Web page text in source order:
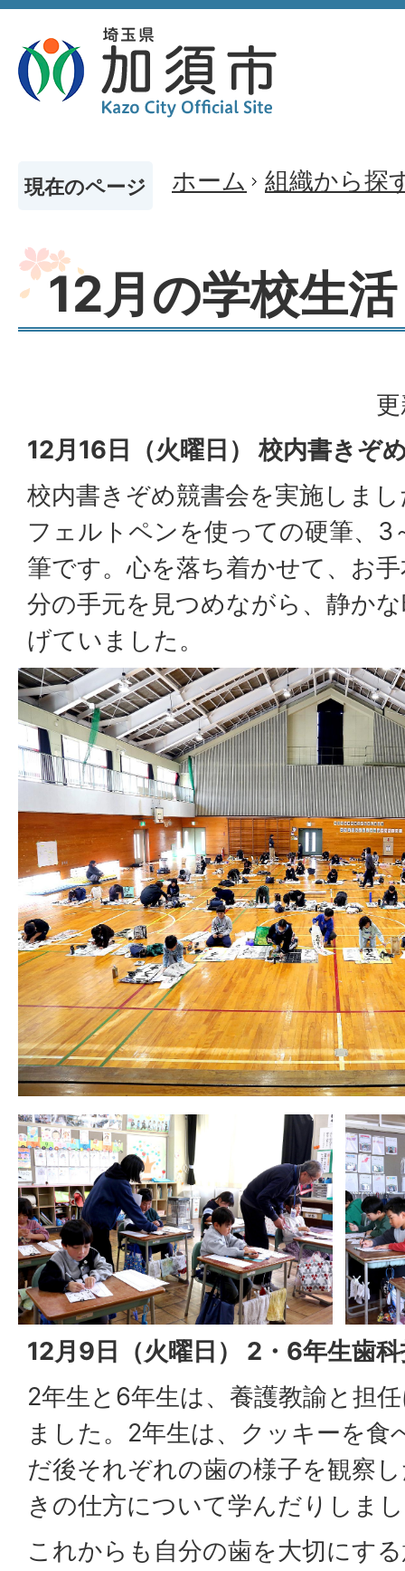
現在のページ ホーム 組織から探
12月の学校生活
12月16日（火曜日） 校内書きぞ
校内書きぞめ競書会を実施しま
フェルトペンを使っての硬筆、3
筆です。心を落ち着かせて、お
分の手元を見つめながら、静か
げていました。
12月9日（火曜日） 2・6年生歯
2年生と6年生は、養護教諭と担
ました。2年生は、クッキーを食
だ後それぞれの歯の様子を観察
きの仕方について学んだりしま
これからも自分の歯を大切にす